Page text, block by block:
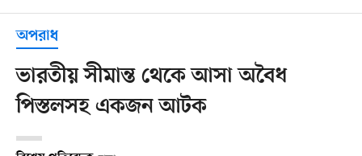
অপরাধ
ভারতীয় সীমান্ত থেকে আসা অবৈধ
পিস্তলসহ একজন আটক